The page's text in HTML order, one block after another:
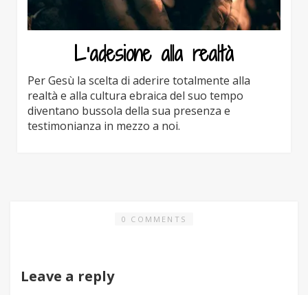
L’adesione alla realtà
Per Gesù la scelta di aderire totalmente alla
realtà e alla cultura ebraica del suo tempo
diventano bussola della sua presenza e
testimonianza in mezzo a noi.
0 COMMENTS
Leave a reply